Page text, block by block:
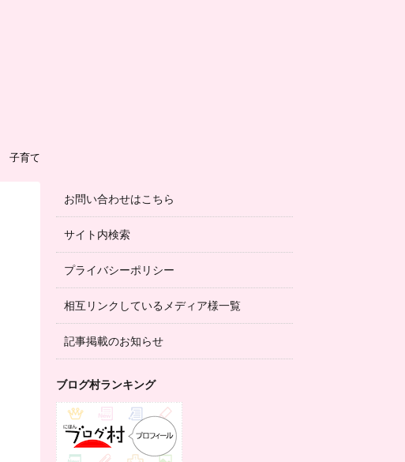
子育て
お問い合わせはこちら
サイト内検索
プライバシーポリシー
相互リンクしているメディア様一覧
記事掲載のお知らせ
ブログ村ランキング